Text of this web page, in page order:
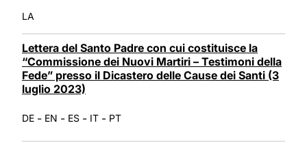
LA
Lettera del Santo Padre con cui costituisce la
“Commissione dei Nuovi Martiri – Testimoni della
Fede” presso il Dicastero delle Cause dei Santi (3
luglio 2023)
DE - EN - ES - IT - PT